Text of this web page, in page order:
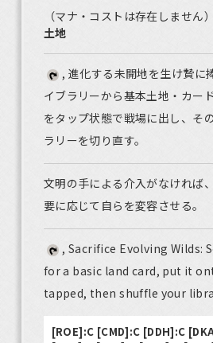
（マナ・コストは存在しません）
土地
, 進化する未開地を生け贄に
イブラリーから基本土地・カー
をタップ状態で戦場に出し、そ
ラリーを切り直す。
文明の手による介入がなければ
要に応じて自らを変容させる。
, Sacrifice Evolving Wilds:
for a basic land card, put it
tapped, then shuffle your
[ROE]:C [CMD]:C [DDH]:C